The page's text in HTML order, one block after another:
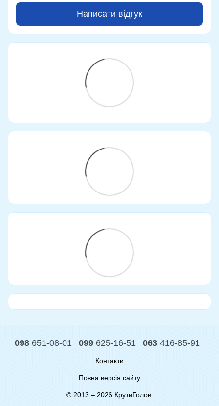
Написати відгук
098 651-08-01 099 625-16-51 063 416-85-91
Контакти
Повна версія сайту
© 2013 – 2026 КрутиГолов.